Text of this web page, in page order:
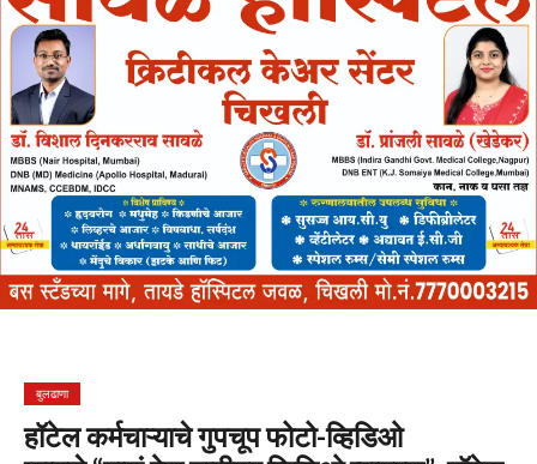
बुलढाणा
हॉटेल कर्मचाऱ्याचे गुपचूप फोटो-व्हिडिओ